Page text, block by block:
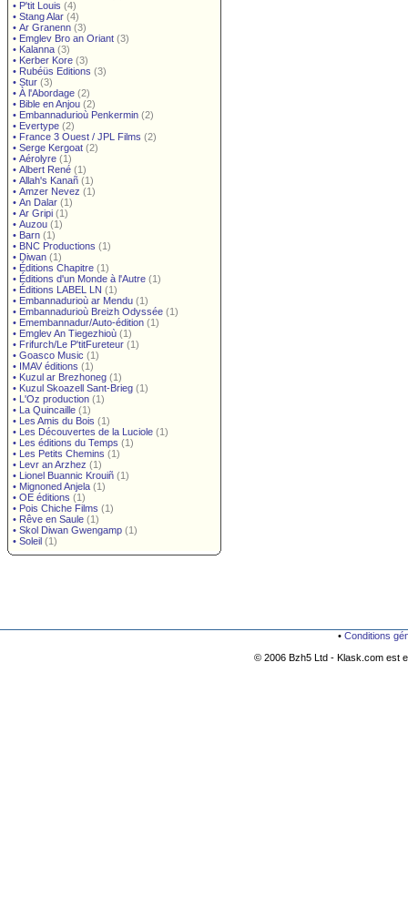
• P'tit Louis (4)
• Stang Alar (4)
• Ar Granenn (3)
• Emglev Bro an Oriant (3)
• Kalanna (3)
• Kerber Kore (3)
• Rubéüs Editions (3)
• Stur (3)
• À l'Abordage (2)
• Bible en Anjou (2)
• Embannadurioù Penkermin (2)
• Evertype (2)
• France 3 Ouest / JPL Films (2)
• Serge Kergoat (2)
• Aérolyre (1)
• Albert René (1)
• Allah's Kanañ (1)
• Amzer Nevez (1)
• An Dalar (1)
• Ar Gripi (1)
• Auzou (1)
• Barn (1)
• BNC Productions (1)
• Diwan (1)
• Éditions Chapitre (1)
• Éditions d'un Monde à l'Autre (1)
• Éditions LABEL LN (1)
• Embannadurioù ar Mendu (1)
• Embannadurioù Breizh Odyssée (1)
• Emembannadur/Auto-édition (1)
• Emglev An Tiegezhioù (1)
• Frifurch/Le P'titFureteur (1)
• Goasco Music (1)
• IMAV éditions (1)
• Kuzul ar Brezhoneg (1)
• Kuzul Skoazell Sant-Brieg (1)
• L'Oz production (1)
• La Quincaille (1)
• Les Amis du Bois (1)
• Les Découvertes de la Luciole (1)
• Les éditions du Temps (1)
• Les Petits Chemins (1)
• Levr an Arzhez (1)
• Lionel Buannic Krouiñ (1)
• Mignoned Anjela (1)
• OE éditions (1)
• Pois Chiche Films (1)
• Rêve en Saule (1)
• Skol Diwan Gwengamp (1)
• Soleil (1)
• Conditions
© 2006 Bzh5 Ltd - Klask.com est